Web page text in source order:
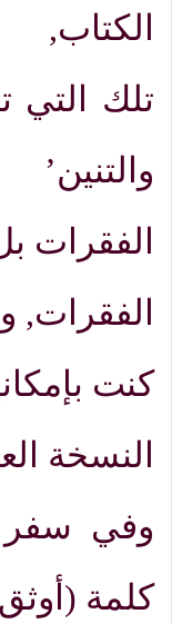
الكتاب,
تلك التي
الفقرات
الفقرات,
كنت
النسخة
وفي سفر
كلمة (